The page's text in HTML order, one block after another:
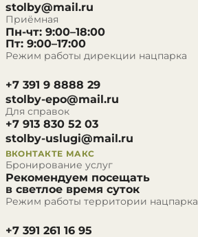
stolby@mail.ru
Приёмная
Пн-чт: 9:00–18:00
Пт: 9:00–17:00
Режим работы дирекции нацпарка
+7 391 9 8888 29
stolby-epo@mail.ru
Для справок
+7 913 830 52 03
stolby-uslugi@mail.ru
ВКОНТАКТЕ МАКС
Бронирование услуг
Рекомендуем посещать
в светлое время суток
Режим работы территории нацпарка
+7 391 261 16 95